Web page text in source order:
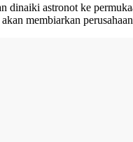
astronot ke
membiarkan